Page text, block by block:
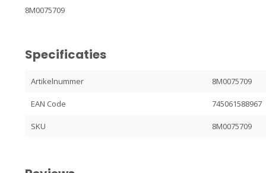
8M0075709
Specificaties
Artikelnummer 8M0075709
EAN Code 745061588967
SKU 8M0075709